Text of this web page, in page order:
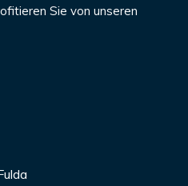
Sie von unseren